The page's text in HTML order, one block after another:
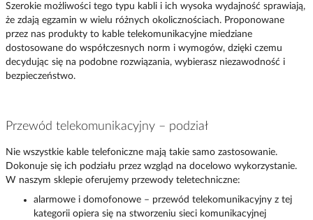
Szerokie możliwości tego typu kabli i ich wysoka wydajność sprawiają,
że zdają egzamin w wielu różnych okolicznościach. Proponowane
przez nas produkty to kable telekomunikacyjne miedziane
dostosowane do współczesnych norm i wymogów, dzięki czemu
decydując się na podobne rozwiązania, wybierasz niezawodność i
bezpieczeństwo.
Przewód telekomunikacyjny – podział
Nie wszystkie kable telefoniczne mają takie samo zastosowanie.
Dokonuje się ich podziału przez wzgląd na docelowo wykorzystanie.
W naszym sklepie oferujemy przewody teletechniczne:
alarmowe i domofonowe – przewód telekomunikacyjny z tej
kategorii opiera się na stworzeniu sieci komunikacyjnej